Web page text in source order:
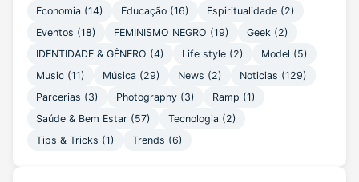
Economia (14) Educação (16) Espiritualidade (2)
Eventos (18) FEMINISMO NEGRO (19) Geek (2)
IDENTIDADE & GÊNERO (4) Life style (2) Model (5)
Music (11) Música (29) News (2) Noticias (129)
Parcerias (3) Photography (3) Ramp (1)
Saúde & Bem Estar (57) Tecnologia (2)
Tips & Tricks (1) Trends (6)